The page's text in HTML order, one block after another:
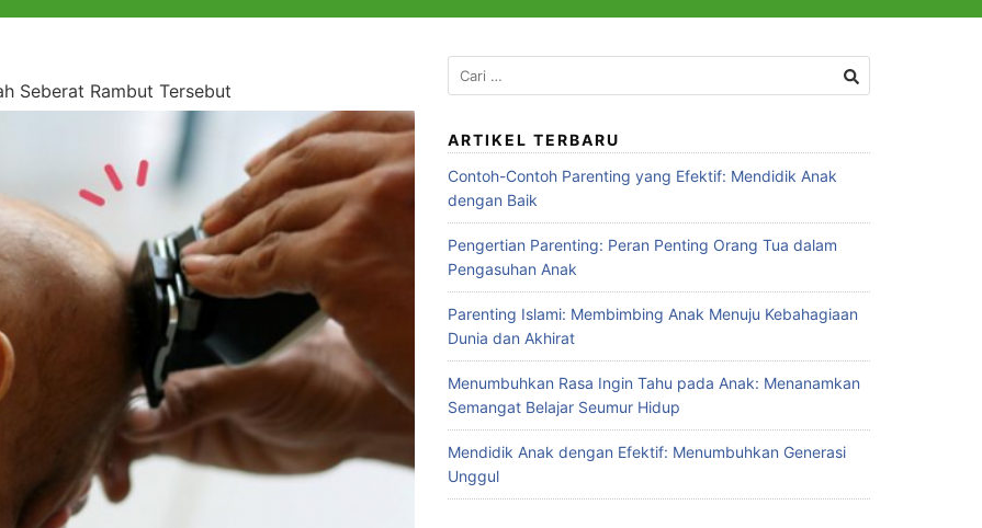
Seberat Rambut Tersebut
Cari
untuk:
ARTIKEL TERBARU
Contoh-Contoh Parenting yang Efektif: Mendidik Anak
dengan Baik
Pengertian Parenting: Peran Penting Orang Tua dalam
Pengasuhan Anak
Parenting Islami: Membimbing Anak Menuju Kebahagiaan
Dunia dan Akhirat
Menumbuhkan Rasa Ingin Tahu pada Anak: Menanamkan
Semangat Belajar Seumur Hidup
Mendidik Anak dengan Efektif: Menumbuhkan Generasi
Unggul